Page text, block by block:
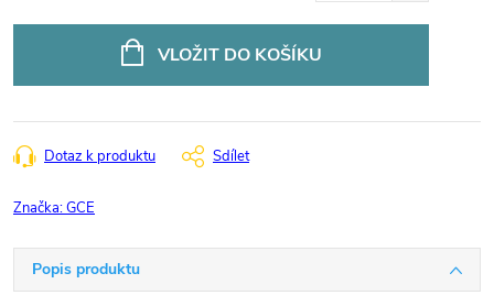
VLOŽIT DO KOŠÍKU
Dotaz k produktu Sdílet
Značka:GCE
Popis produktu